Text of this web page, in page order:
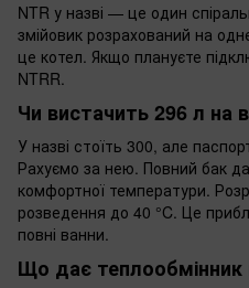
NTR у назві — це один
змійовик розрахований на
це котел. Якщо плануєте
NTRR.
Чи вистачить 296 л на
У назві стоїть 300, але
Рахуємо за нею. Повний бак
комфортної температури.
розведення до 40 °C. Це
повні ванни.
Що дає теплообмінник